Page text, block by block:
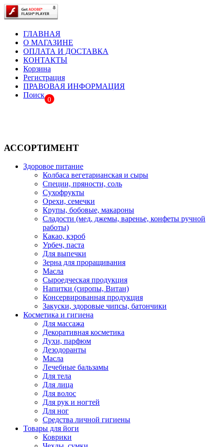
ГЛАВНАЯ
О МАГАЗИНЕ
ОПЛАТА И ДОСТАВКА
КОНТАКТЫ
Корзина
Регистрация
ПРАВОВАЯ ИНФОРМАЦИЯ
Поиск
0
АССОРТИМЕНТ
Здоровое питание
Колбаса вегетарианская и сыры
Специи, пряности, соль
Сухофрукты
Орехи, семечки
Крупы, бобовые, макароны
Сладости (мед, джемы, варенье, конфеты ручной
работы)
Какао, кэроб
Урбеч, паста
Для выпечки
Зерна для проращивания
Масла
Сыроедческая продукция
Напитки (сиропы, Витан)
Консервированная продукция
Закуски, здоровые чипсы, батончики
Косметика и гигиена
Для массажа
Декоративная косметика
Духи, парфюм
Дезодоранты
Масла
Лечебные бальзамы
Для тела
Для лица
Для волос
Для рук и ногтей
Для ног
Средства личной гигиены
Товары для йоги
Коврики